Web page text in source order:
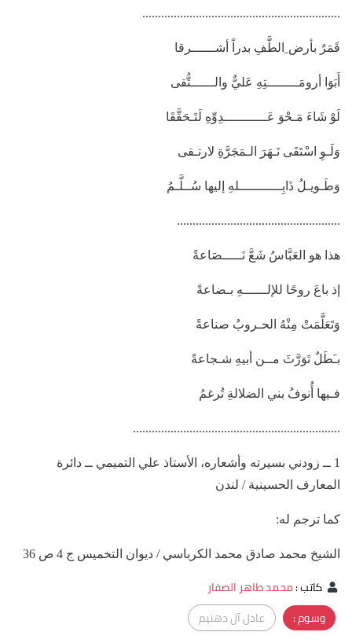
...............................................................
قَمَرٌ بأرض ِالطَّفِ بدراً أشــــــرقا
أَبَوَا أرومَــــــــتِهِ عَليٌّ والــــــتُّقى
لَوْ شَاءَ مَـحْوَ عَـــــــــــدِوِّهِ لَتَـحَقَّقَا
وَلَـوِ اسْتَقَى نَـهَرَ الـمَجَرَّةِ لارتـقى
وَطَـويـلُ ذَابِـــــــــــلهِ إليها سُــلَّـمُ
....................................................
هذا هو العَبَّاسُ شَعَّ نَـــــصَاعةً
إذ باعَ روحًا للإلــــــهِ بـضاعةً
وَتَعَلَّمَتْ مِنْهُ الحـروبُ صناعةً
بـَطَلٌ تَوَرَّثَ مــن أبيهِ شـجاعةً
فـيها أُنوفُ بني الضلالةِ تُرغمُ
..................................................................
1 ــ زودني بسيرته وأشعاره، الأستاذ علي التميمي ــ دائرة
المعارف الحسينية / لندن
كما ترجم له:
الشيخ محمد صادق محمد الكرباسي / ديوان التخميس ج 4 ص 36
كاتب:محمد طاهر الصفار
وسوم :
عادل آل دهنيم